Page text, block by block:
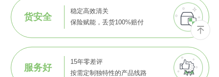
货安全
稳定高效清关
保险赋能，丢货100%赔付
服务好
15年零差评
按需定制独特性的产品线路